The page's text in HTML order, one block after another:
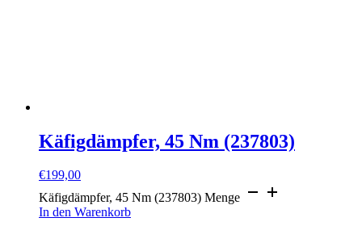
Käfigdämpfer, 45 Nm (237803)
€199,00
Käfigdämpfer, 45 Nm (237803) Menge
In den Warenkorb